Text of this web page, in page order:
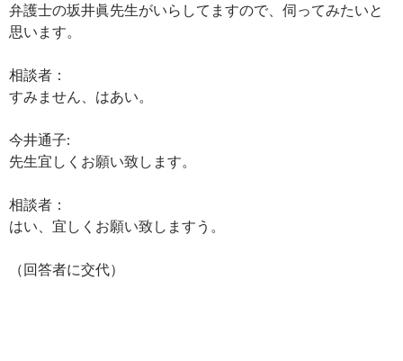
弁護士の坂井眞先生がいらしてますので、伺ってみたいと
思います。
相談者：
すみません、はあい。
今井通子:
先生宜しくお願い致します。
相談者：
はい、宜しくお願い致しますう。
（回答者に交代）